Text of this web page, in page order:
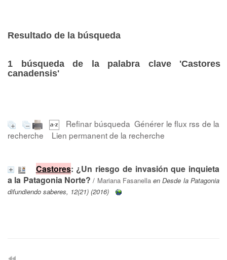
Resultado de la búsqueda
1 búsqueda de la palabra clave 'Castores
canadensis'
Refinar búsqueda Générer le flux rss de la
recherche
Lien permanent de la recherche
Castores: ¿Un riesgo de invasión que inquieta
a la Patagonia Norte? / Mariana Fasanella en Desde la Patagonia
difundiendo saberes, 12(21) (2016)